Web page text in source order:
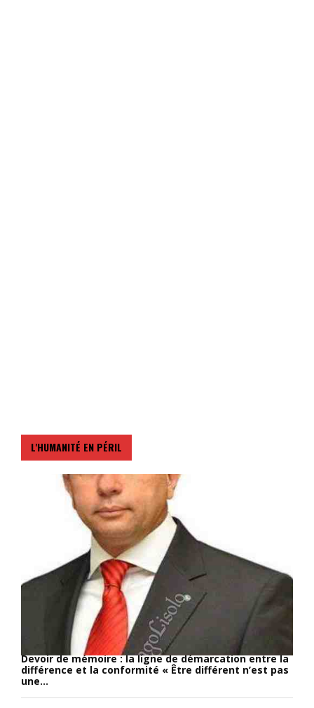
L'HUMANITÉ EN PÉRIL
Devoir de mémoire : la ligne de démarcation entre la
différence et la conformité « Être différent n’est pas
une...